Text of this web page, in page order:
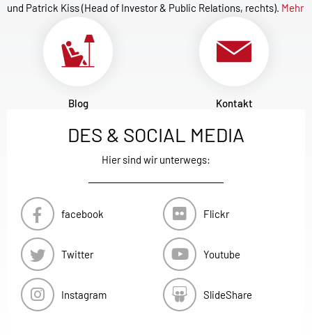
und Patrick Kiss (Head of Investor & Public Relations, rechts). Mehr
Blog Kontakt
DES & SOCIAL MEDIA
Hier sind wir unterwegs:
facebook
Twitter
Instagram
Flickr
Youtube
SlideShare